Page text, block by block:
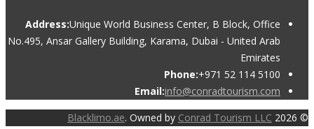
Address:Unique World Business Center, B Block, Office
No.495, Ansar Gallery Building, Karama, Dubai - United Arab
Emirates
Phone:+971 52 114 5100
Email:info@conradtourism.com
© 2026
Blacklimo.ae. Owned by Conrad Tourism LLC